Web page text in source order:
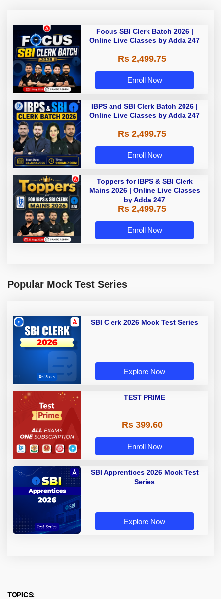
Focus SBI Clerk Batch 2026 |
Online Live Classes by Adda 247
Rs 2,499.75
Enroll Now
IBPS and SBI Clerk Batch 2026 |
Online Live Classes by Adda 247
Rs 2,499.75
Enroll Now
Toppers for IBPS & SBI Clerk
Mains 2026 | Online Live Classes
by Adda 247
Rs 2,499.75
Enroll Now
Popular Mock Test Series
SBI Clerk 2026 Mock Test Series
Explore Now
TEST PRIME
Rs 399.60
Enroll Now
SBI Apprentices 2026 Mock Test
Series
Explore Now
TOPICS: